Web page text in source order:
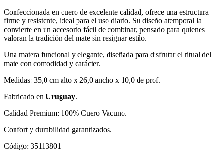
Confeccionada en cuero de excelente calidad, ofrece una estructura
firme y resistente, ideal para el uso diario. Su diseño atemporal la
convierte en un accesorio fácil de combinar, pensado para quienes
valoran la tradición del mate sin resignar estilo.
Una matera funcional y elegante, diseñada para disfrutar el ritual del
mate con comodidad y carácter.
Medidas: 35,0 cm alto x 26,0 ancho x 10,0 de prof.
Fabricado en Uruguay.
Calidad Premium: 100% Cuero Vacuno.
Confort y durabilidad garantizados.
Código: 35113801